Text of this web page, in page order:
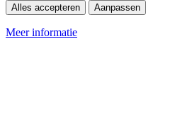
Alles accepteren Aanpassen
Meer informatie